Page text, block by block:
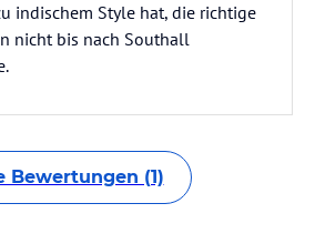
indischem Style hat, die richtige
nicht bis nach Southall
Bewertungen (1)